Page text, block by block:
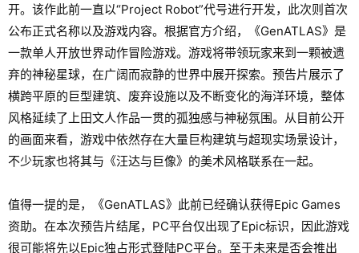
开。该作此前一直以“Project Robot”代号进行开发，此次则首次
公布正式名称以及游戏内容。根据官方介绍，《GenATLAS》是
一款单人开放世界动作冒险游戏。游戏将带领玩家来到一颗被遗
弃的神秘星球，在广阔而寂静的世界中展开探索。预告片展示了
横跨平原的巨型建筑、废弃设施以及不断变化的海洋环境，整体
风格延续了上田文人作品一贯的孤独感与神秘氛围。从目前公开
的画面来看，游戏中依然存在大量巨构建筑与超现实场景设计，
不少玩家也将其与《汪达与巨像》的美术风格联系在一起。
值得一提的是，《GenATLAS》此前已经确认获得Epic Games
资助。在本次预告片结尾，PC平台仅出现了Epic标识，因此游戏
很可能将先以Epic独占形式登陆PC平台。至于未来是否会推出